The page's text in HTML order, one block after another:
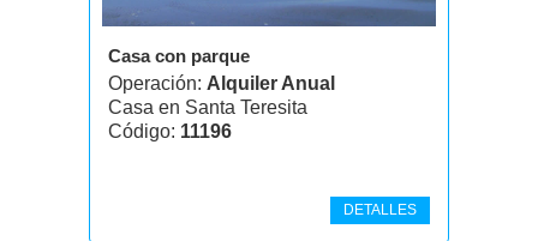
Casa con parque
Operación: Alquiler Anual
Casa en Santa Teresita
Código: 11196
DETALLES